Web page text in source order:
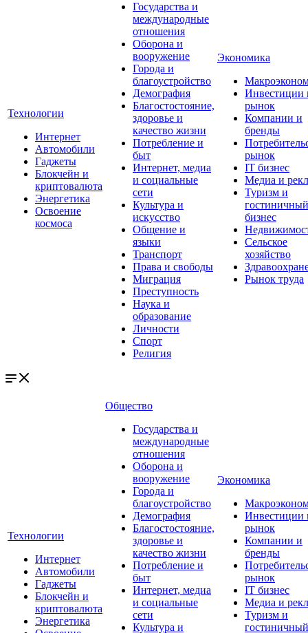
Технологии
Интернет
Автомобили
Гаджеты
Блокчейн и
криптовалюта
Энергетика
Освоение
космоса
Государства и
международные
отношения
Оборона и
вооружение
Города и
благоустройство
Демография
Благостостояние,
здоровье и
качество жизни
Потребление и
быт
Интернет, медиа
и социальные
сети
Культура и
искусство
Общение и
языки
Транспорт
Права и свободы
Миграция
Преступность
Наука и
образование
Личности
Спорт
Религия
Экономика
Инвестиции
рынок
Компании и
бренды
рынок
IT бизнес
Медиа и
Туризм и
гостиничный
бизнес
Сельское
хозяйство
Рынок труда
Технологии
Интернет
Автомобили
Гаджеты
Блокчейн и
криптовалюта
Энергетика
Общество
Государства и
международные
отношения
Оборона и
вооружение
Города и
благоустройство
Демография
Благостостояние,
здоровье и
качество жизни
Потребление и
быт
Интернет, медиа
и социальные
сети
Культура и
Экономика
Инвестиции
рынок
Компании и
бренды
рынок
IT бизнес
Медиа и
Туризм и
гостиничный